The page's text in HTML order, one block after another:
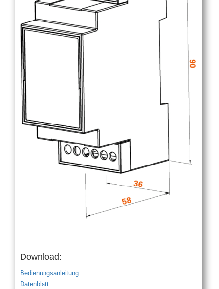
Download:
Bedienungsanl eitung
Datenblatt